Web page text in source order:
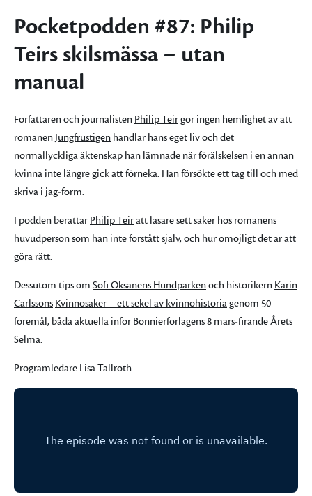
Pocketpodden #87: Philip
Teirs skilsmässa – utan
manual
Författaren och journalisten Philip Teirgör ingen hemlighet av att
romanenJungfrustigen handlar hans eget liv och det
normallyckliga äktenskap han lämnade när förälskelsen i en annan
kvinna inte längre gick att förneka. Han försökte ett tag till och med
skriva i jag-form.
I podden berättar Philip Teiratt läsare sett saker hos romanens
huvudperson som han inte förstått själv, och hur omöjligt det är att
göra rätt.
Dessutom tips om Sofi Oksanens Hundparkenoch historikern Karin
Carlssons Kvinnosaker – ett sekel av kvinnohistoriagenom 50
föremål, båda aktuella inför Bonnierförlagens 8 mars-firande Årets
Selma.
Programledare Lisa Tallroth.